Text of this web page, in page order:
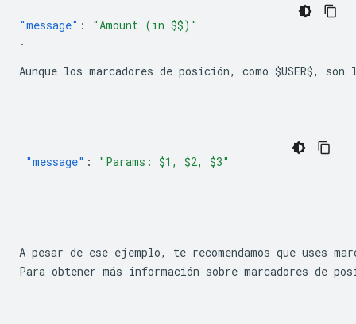
"message" :
Aunque los marcadores de posición, como $USER$, son
"message" : "Params: $1, $2, $3"
A pesar de ese ejemplo, te recomendamos que uses
Para obtener más información sobre marcadores